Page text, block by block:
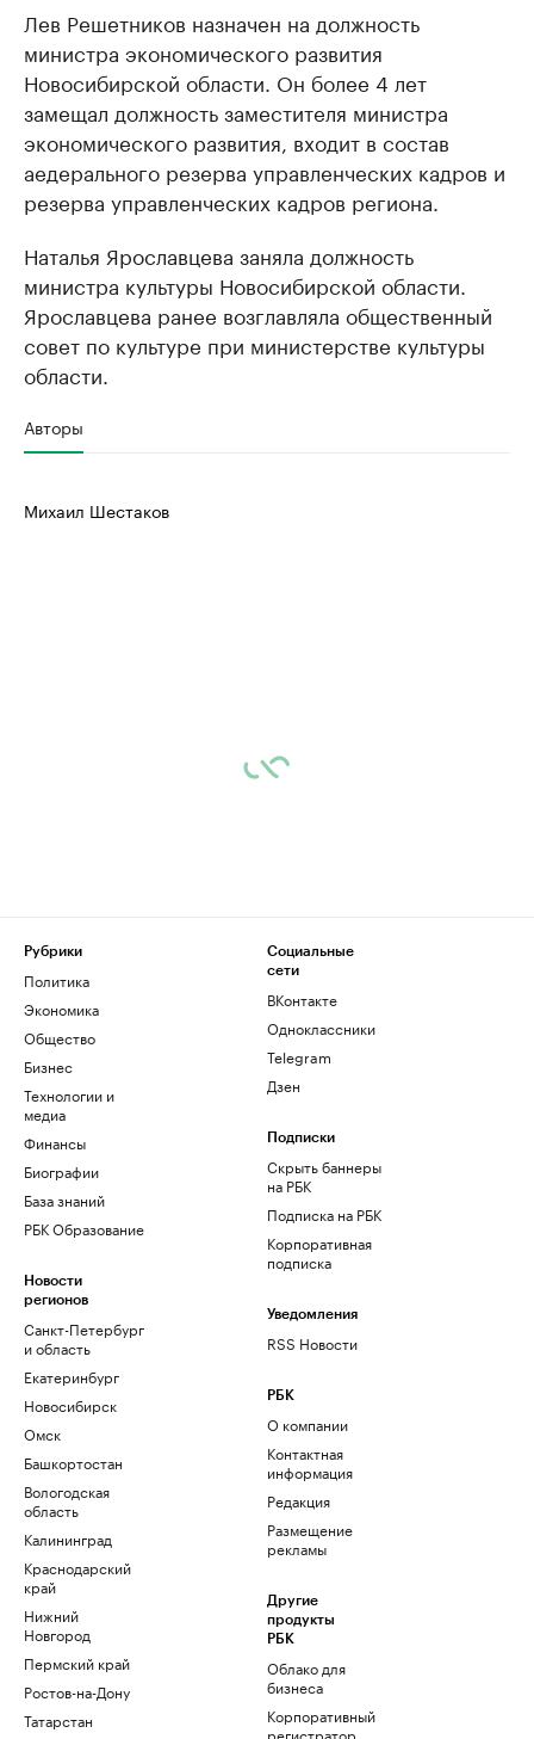
Лев Решетников назначен на должность
министра экономического развития
Новосибирской области. Он более 4 лет
замещал должность заместителя министра
экономического развития, входит в состав
aедерального резерва управленческих кадров и
резерва управленческих кадров региона.
Наталья Ярославцева заняла должность
министра культуры Новосибирской области.
Ярославцева ранее возглавляла общественный
совет по культуре при министерстве культуры
области.
Авторы
Михаил Шестаков
Рубрики
Политика
Экономика
Общество
Бизнес
Технологии и
медиа
Финансы
Биографии
База знаний
РБК Образование
Новости
регионов
Санкт-Петербург
и область
Екатеринбург
Новосибирск
Омск
Башкортостан
Вологодская
область
Калининград
Краснодарский
край
Нижний
Новгород
Пермский край
Ростов-на-Дону
Татарстан
Социальные
сети
ВКонтакте
Одноклассники
Telegram
Дзен
Подписки
Скрыть баннеры
на РБК
Подписка на РБК
Корпоративная
подписка
Уведомления
RSS Новости
РБК
О компании
Контактная
информация
Редакция
Размещение
рекламы
Другие
продукты
РБК
Облако для
бизнеса
Корпоративный
регистратор